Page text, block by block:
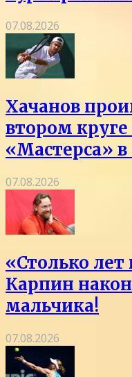
07.08.2026
Хачанов
втором
«Мастерса»
07.08.2026
«Столько лет
Карпин
мальчика!
07.08.2026